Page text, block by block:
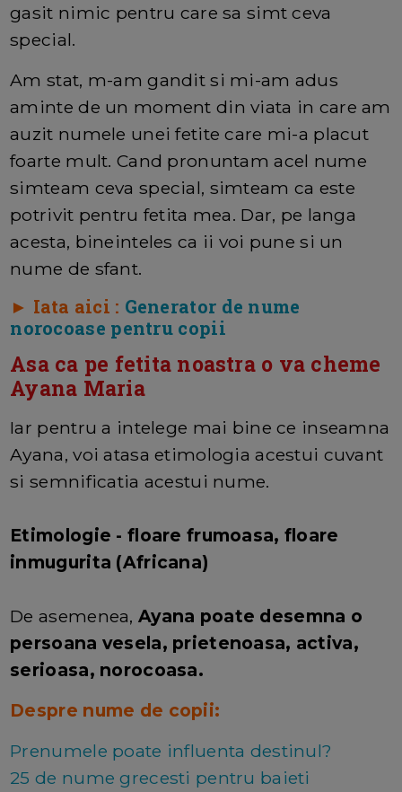
gasit nimic pentru care sa simt ceva
special.
Am stat, m-am gandit si mi-am adus
aminte de un moment din viata in care am
auzit numele unei fetite care mi-a placut
foarte mult. Cand pronuntam acel nume
simteam ceva special, simteam ca este
potrivit pentru fetita mea. Dar, pe langa
acesta, bineinteles ca ii voi pune si un
nume de sfant.
► Iata aici : Generator de nume
norocoase pentru copii
Asa ca pe fetita noastra o va cheme
Ayana Maria
Iar pentru a intelege mai bine ce inseamna
Ayana, voi atasa etimologia acestui cuvant
si semnificatia acestui nume.
Etimologie - floare frumoasa, floare
inmugurita (Africana)
De asemenea, Ayana poate desemna o
persoana vesela, prietenoasa, activa,
serioasa, norocoasa.
Despre nume de copii:
Prenumele poate influenta destinul?
25 de nume grecesti pentru baieti